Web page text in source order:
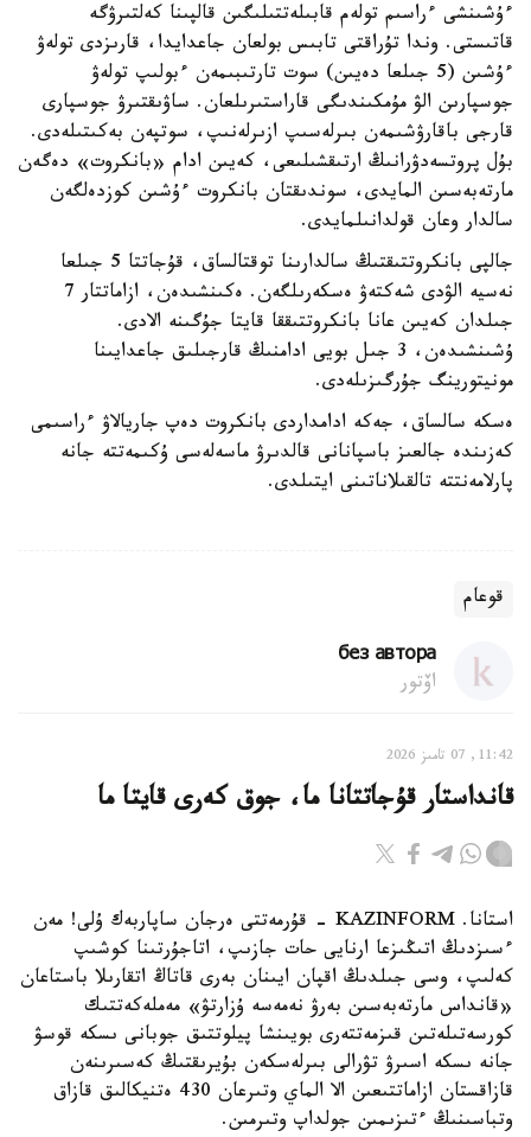
ءۇشىنشى ءراسىم تولەم قابىلەتتىلىگىن قالپىنا كەلتىرۋگە
قاتىستى. وندا تۇراقتى تابىس بولعان جاعدايدا، قارىزدى تولەۋ
ءۇشىن (5 جىلعا دەيىن) سوت تارتىبىمەن ءبولىپ تولەۋ
جوسپارىن الۋ مۇمكىندىگى قاراستىرىلعان. ساۋىقتىرۋ جوسپارى
قارجى باقارۋشىمەن بىرلەسىپ ازىرلەنىپ، سوتپەن بەكىتىلەدى.
بۇل پروتسەدۋرانىڭ ارتىقشىلىعى، كەيىن ادام «بانكروت» دەگەن
مارتەبەسىن المايدى، سوندىقتان بانكروت ءۇشىن كوزدەلگەن
سالدار وعان قولدانىلمايدى.
جالپى بانكروتتىقتىڭ سالدارىنا توقتالساق، قۇجاتتا 5 جىلعا
نەسيە الۋدى شەكتەۋ ەسكەرىلگەن. ەكىنشىدەن، ازاماتتار 7
جىلدان كەيىن عانا بانكروتتىققا قايتا جۇگىنە الادى.
ۇشىنشىدەن، 3 جىل بويى ادامنىڭ قارجىلىق جاعدايىنا
مونيتورينگ جۇرگىزىلەدى.
ەسكە سالساق، جەكە ادامداردى بانكروت دەپ جاريالاۋ ءراسىمى
كەزىندە جالعىز باسپانانى قالدىرۋ ماسەلەسى ۇكىمەتتە جانە
پارلامەنتتە تالقىلاناتىنى ايتىلدى.
قوعام
без автора
اۆتور
11:42, 07 تامىز 2026
قانداستار قۇجاتتانا ما، جوق كەرى قايتا ما
استانا. KAZINFORM - قۇرمەتتى ەرجان ساپاربەك ۇلى! مەن
ءسىزدىڭ اتىڭىزعا ارنايى حات جازىپ، اتاجۇرتىنا كوشىپ
كەلىپ، وسى جىلدىڭ اقپان ايىنان بەرى قاتاڭ اتقارىلا باستاعان
«قانداس مارتەبەسىن بەرۋ نەمەسە ۇزارتۋ» مەملەكەتتىك
كورسەتىلەتىن قىزمەتتەرى بويىنشا پيلوتتىق جوبانى ىسكە قوسۋ
جانە ىسكە اسىرۋ تۋرالى بىرلەسكەن بۇيرىقتىڭ كەسىرىنەن
قازاقستان ازاماتتىعىن الا الماي وتىرعان 430 ەتنيكالىق قازاق
وتباسىنىڭ ءتىزىمىن جولداپ وتىرمىن.